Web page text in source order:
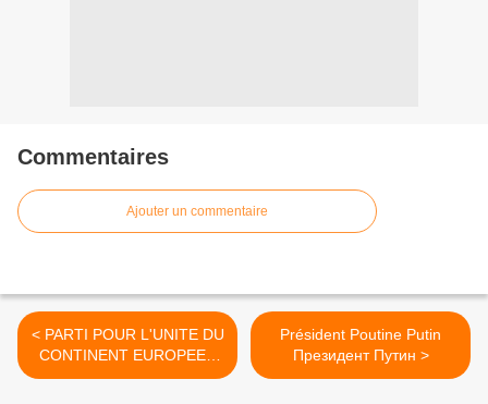
Commentaires
Ajouter un commentaire
< PARTI POUR L'UNITE DU
CONTINENT EUROPEEN
PUCE Droit à
Président Poutine Putin
Президент Путин >